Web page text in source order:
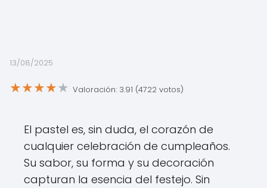
13/08/2025
★★★★★ Valoración: 3.91 (4722 votos)
El pastel es, sin duda, el corazón de
cualquier celebración de cumpleaños.
Su sabor, su forma y su decoración
capturan la esencia del festejo. Sin